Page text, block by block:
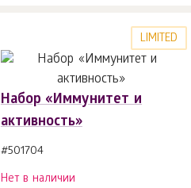
LIMITED
Набор «Иммунитет и
активность»
#501704
Нет в наличии